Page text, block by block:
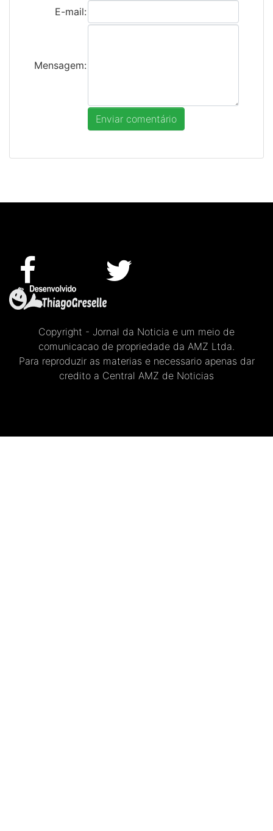
E-mail:
Mensagem:
Copyright - Jornal da Noticia e um meio de
comunicacao de propriedade da AMZ Ltda.
Para reproduzir as materias e necessario apenas dar
credito a Central AMZ de Noticias